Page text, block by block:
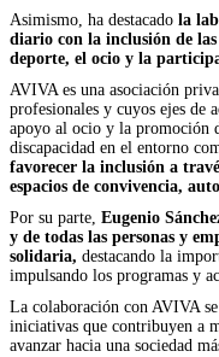
Asimismo, ha destacado la
diario con la inclusión de
deporte, el ocio y la
AVIVA es una asociación
profesionales y cuyos ejes de
apoyo al ocio y la promoción
discapacidad en el entorno
favorecer la inclusión a
espacios de convivencia,
Por su parte, Eugenio
y de todas las personas y
solidaria, destacando la
impulsando los programas y
La colaboración con AVIVA
iniciativas que contribuyen a
avanzar hacia una sociedad